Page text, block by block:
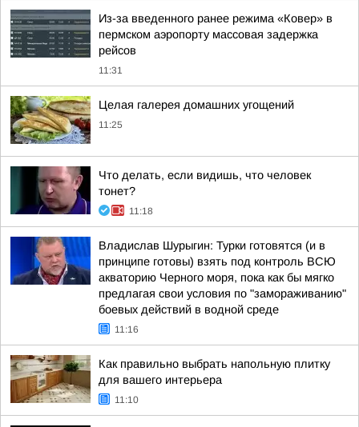
Из-за введенного ранее режима «Ковер» в
пермском аэропорту массовая задержка
рейсов
11:31
Целая галерея домашних угощений
11:25
Что делать, если видишь, что человек
тонет?
11:18
Владислав Шурыгин: Турки готовятся (и в
принципе готовы) взять под контроль ВСЮ
акваторию Черного моря, пока как бы мягко
предлагая свои условия по "замораживанию"
боевых действий в водной среде
11:16
Как правильно выбрать напольную плитку
для вашего интерьера
11:10